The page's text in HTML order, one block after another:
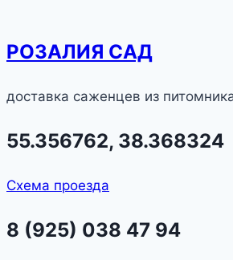
РОЗАЛИЯ САД
доставка саженцев из
55.356762, 38.368324
Схема проезда
8 (925) 038 47 94